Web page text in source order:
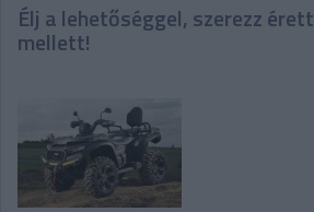
Élj a lehetőséggel, szerezz
mellett!